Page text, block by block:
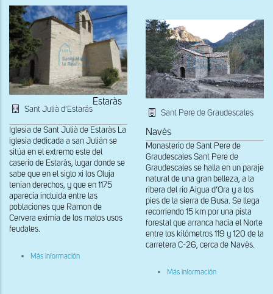
Joan
de
Cabestany
Sant Julià d'Estarás
Estaràs
Iglesia de Sant Julià de Estaràs La
iglesia dedicada a san Julián se
sitúa en el extremo este del
caserío de Estaràs, lugar donde se
sabe que en el siglo xi los Oluja
tenían derechos, y que en 1175
aparecía incluida entre las
poblaciones que Ramon de
Cervera eximía de los malos usos
feudales.
Más información
Sant Pere de Graudescales
Navés
Monasterio de Sant Pere de
Graudescales Sant Pere de
Graudescales se halla en un paraje
natural de una gran belleza, a la
ribera del río Aigua d’Ora y a los
pies de la sierra de Busa. Se llega
recorriendo 15 km por una pista
forestal que arranca hacia el Norte
entre los kilómetros 119 y 120 de la
carretera C-26, cerca de Navès.
Más información